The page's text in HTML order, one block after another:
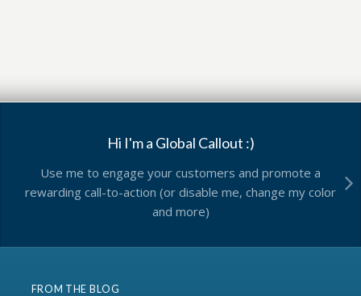
Hi I'm a Global Callout :)
Use me to engage your customers and promote a
rewarding call-to-action (or disable me, change my color
and more)
FROM THE BLOG